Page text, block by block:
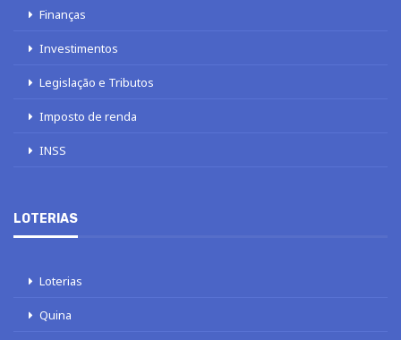
Finanças
Investimentos
Legislação e Tributos
Imposto de renda
INSS
LOTERIAS
Loterias
Quina